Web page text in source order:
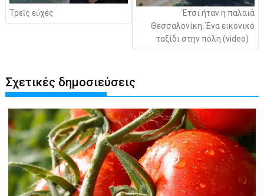
Τρεῖς εὐχές
Έτσι ήταν η παλαιά
Θεσσαλονίκη. Ένα εικονικό
ταξίδι στην πόλη (video)
Σχετικές δημοσιεύσεις